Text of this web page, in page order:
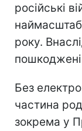
російські
року.
пошкоджені
Без
частина
зокрема у